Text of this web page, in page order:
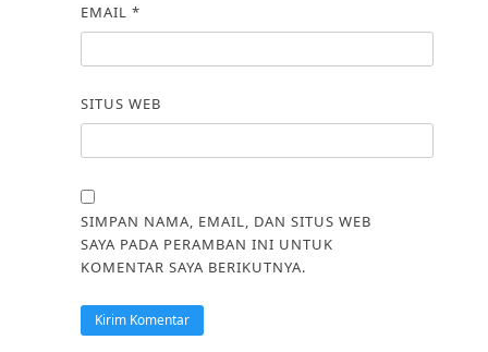
EMAIL*
SITUS WEB
SIMPAN NAMA, EMAIL, DAN SITUS WEB
SAYA PADA PERAMBAN INI UNTUK
KOMENTAR SAYA BERIKUTNYA.